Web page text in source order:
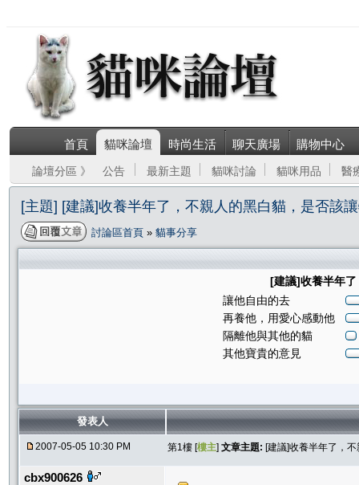
首頁 貓咪論壇 時尚生活 聊天廣場 購物中心
論壇分區 》 公告 最新主題 貓咪討論 貓咪用品 醫
[主題] [建議]收養半年了，不親人的黑白貓，是否該
討論區首頁 » 貓事分享
[建議]收養半年
讓他自由的去
再養他，用愛心感動他
隔離他與其他的貓
其他寶貴的意見
發表人
2007-05-05 10:30 PM 第1樓 [樓主] 文章主題: [建議]收養半年了，
cbx900626